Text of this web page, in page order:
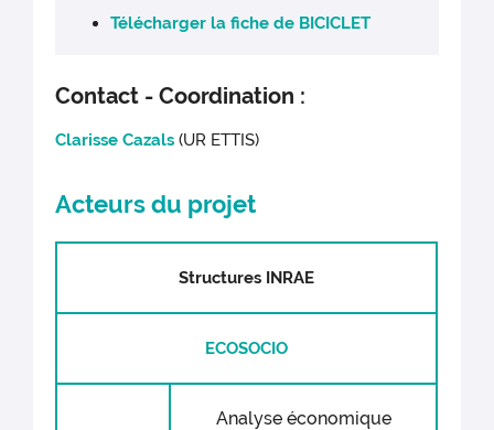
Télécharger la fiche de BICICLET
Contact - Coordination :
Clarisse Cazals (UR ETTIS)
Acteurs du projet
Structures INRAE
ECOSOCIO
Analyse économique